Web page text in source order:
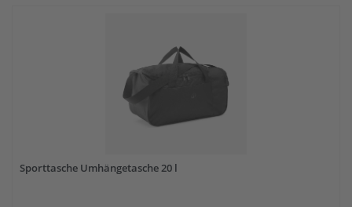
Sporttasche Umhängetasche 20 l